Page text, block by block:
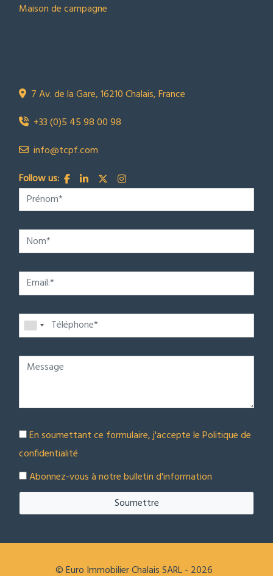
Maison de campagne
7 Av. de la Gare, 16210 Chalais, France
+33 (0)5 45 98 00 98
info@tcpf.com
Follow us:
En soumettant ce formulaire, j'accepte lePolitique de
confidentialité
Abonnez-vous à notre bulletin d'information
Soumettre
© Euro Immobilier Chalais SARL - 2026